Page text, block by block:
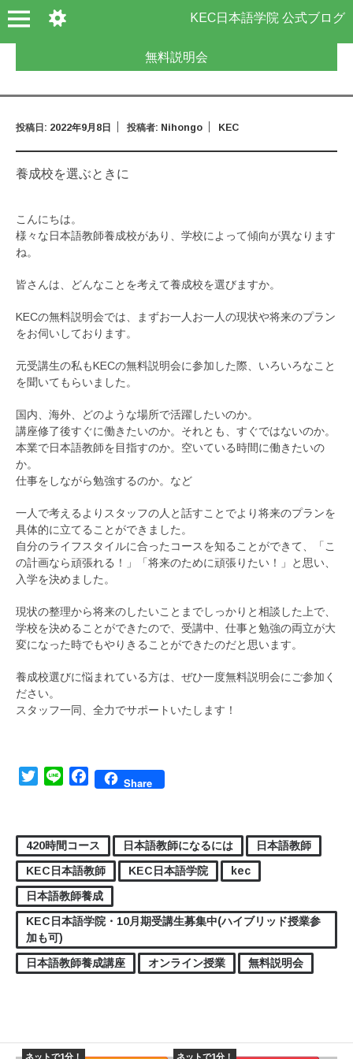
ネットで1分！ ネットで1分！
KEC日本語学院 公式ブログ
無料説明会
投稿日: 2022年9月8日 投稿者: Nihongo KEC
養成校を選ぶときに
こんにちは。
様々な日本語教師養成校があり、学校によって傾向が異なります
ね。
皆さんは、どんなことを考えて養成校を選びますか。
KECの無料説明会では、まずお一人お一人の現状や将来のプラン
をお伺いしております。
元受講生の私もKECの無料説明会に参加した際、いろいろなこと
を聞いてもらいました。
国内、海外、どのような場所で活躍したいのか。
講座修了後すぐに働きたいのか。それとも、すぐではないのか。
本業で日本語教師を目指すのか。空いている時間に働きたいの
か。
仕事をしながら勉強するのか。など
一人で考えるよりスタッフの人と話すことでより将来のプランを
具体的に立てることができました。
自分のライフスタイルに合ったコースを知ることができて、「こ
の計画なら頑張れる！」「将来のために頑張りたい！」と思い、
入学を決めました。
現状の整理から将来のしたいことまでしっかりと相談した上で、
学校を決めることができたので、受講中、仕事と勉強の両立が大
変になった時でもやりきることができたのだと思います。
養成校選びに悩まれている方は、ぜひ一度無料説明会にご参加く
ださい。
スタッフ一同、全力でサポートいたします！
TwitterLine FacebookShare
420時間コース 日本語教師になるには
日本語教師
KEC日本語教師
KEC日本語学院
kec
日本語教師養成
KEC日本語学院・10月期受講生募集中(ハイブリッド授業参
加も可)
日本語教師養成講座
オンライン授業 無料説明会